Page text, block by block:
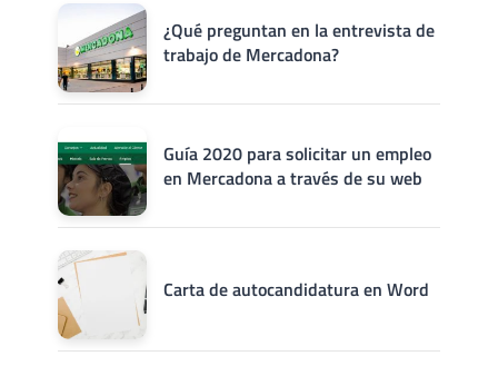
¿Qué preguntan en la entrevista de
trabajo de Mercadona?
Guía 2020 para solicitar un empleo
en Mercadona a través de su web
Carta de autocandidatura en Word